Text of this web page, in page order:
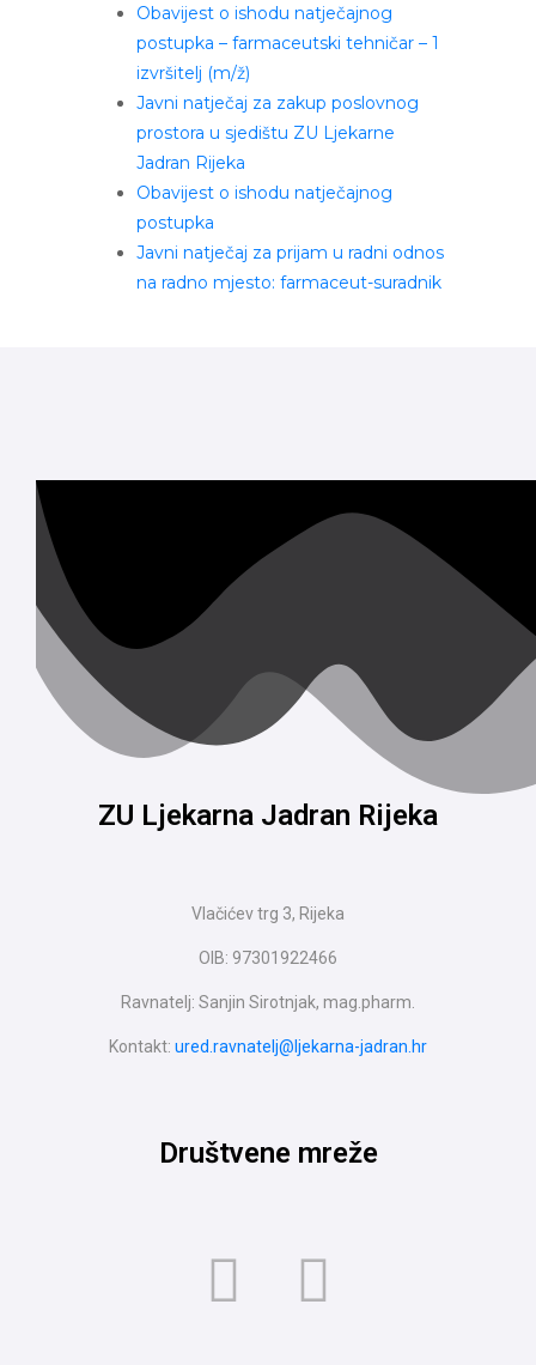
Obavijest o ishodu natječajnog
postupka – farmaceutski tehničar – 1
izvršitelj (m/ž)
Javni natječaj za zakup poslovnog
prostora u sjedištu ZU Ljekarne
Jadran Rijeka
Obavijest o ishodu natječajnog
postupka
Javni natječaj za prijam u radni odnos
na radno mjesto: farmaceut-suradnik
ZU Ljekarna Jadran Rijeka
Vlačićev trg 3, Rijeka
OIB: 97301922466
Ravnatelj: Sanjin Sirotnjak, mag.pharm.
Kontakt: ured.ravnatelj@ljekarna-jadran.hr
Društvene mreže